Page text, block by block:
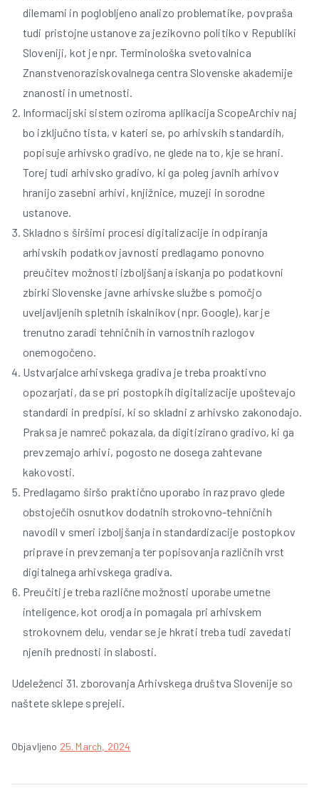
dilemami in poglobljeno analizo problematike, povpraša
tudi pristojne ustanove za jezikovno politiko v Republiki
Sloveniji, kot je npr. Terminološka svetovalnica
Znanstvenoraziskovalnega centra Slovenske akademije
znanosti in umetnosti.
Informacijski sistem oziroma aplikacija ScopeArchiv naj
bo izključno tista, v kateri se, po arhivskih standardih,
popisuje arhivsko gradivo, ne glede na to, kje se hrani.
Torej tudi arhivsko gradivo, ki ga poleg javnih arhivov
hranijo zasebni arhivi, knjižnice, muzeji in sorodne
ustanove.
Skladno s širšimi procesi digitalizacije in odpiranja
arhivskih podatkov javnosti predlagamo ponovno
preučitev možnosti izboljšanja iskanja po podatkovni
zbirki Slovenske javne arhivske službe s pomočjo
uveljavljenih spletnih iskalnikov (npr. Google), kar je
trenutno zaradi tehničnih in varnostnih razlogov
onemogočeno.
Ustvarjalce arhivskega gradiva je treba proaktivno
opozarjati, da se pri postopkih digitalizacije upoštevajo
standardi in predpisi, ki so skladni z arhivsko zakonodajo.
Praksa je namreč pokazala, da digitizirano gradivo, ki ga
prevzemajo arhivi, pogosto ne dosega zahtevane
kakovosti.
Predlagamo širšo praktično uporabo in razpravo glede
obstoječih osnutkov dodatnih strokovno-tehničnih
navodil v smeri izboljšanja in standardizacije postopkov
priprave in prevzemanja ter popisovanja različnih vrst
digitalnega arhivskega gradiva.
Preučiti je treba različne možnosti uporabe umetne
inteligence, kot orodja in pomagala pri arhivskem
strokovnem delu, vendar se je hkrati treba tudi zavedati
njenih prednosti in slabosti.
Udeleženci 31. zborovanja Arhivskega društva Slovenije so
naštete sklepe sprejeli.
Objavljeno 25. March, 2024